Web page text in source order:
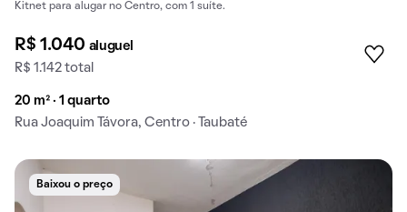
Kitnet para alugar no Centro, com 1 suíte.
R$ 1.040 aluguel
R$ 1.142 total
20 m² · 1 quarto
Rua Joaquim Távora, Centro · Taubaté
Baixou o preço